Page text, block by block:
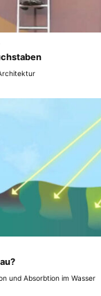
und Absorbtion im Wasser